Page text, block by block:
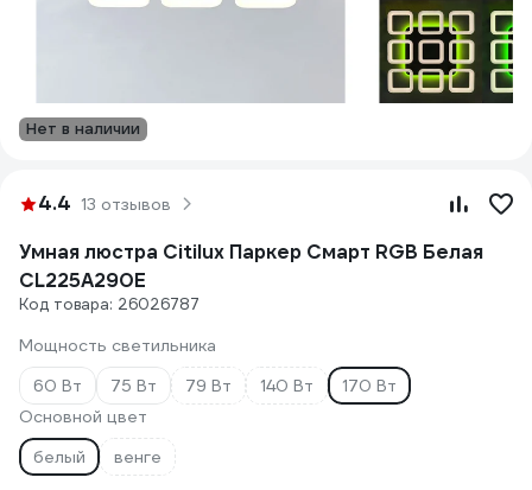
Нет в наличии
4.4 13 отзывов
Умная люстра Citilux Паркер Смарт RGB Белая
CL225A290E
Код товара: 26026787
Мощность светильника
60 Вт
75 Вт 79 Вт 140 Вт
170 Вт
Основной цвет
белый
венге